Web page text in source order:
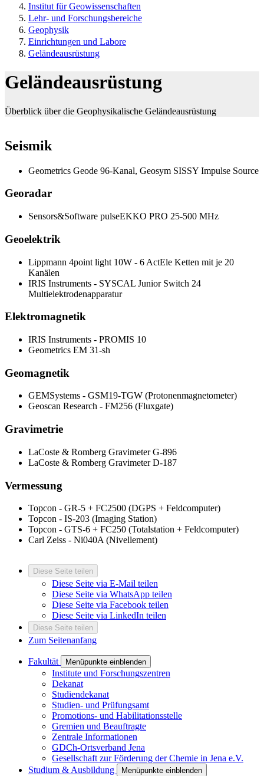
Institut für Geowissenschaften
Lehr- und Forschungsbereiche
Geophysik
Einrichtungen und Labore
Geländeausrüstung
Geländeausrüstung
Überblick über die Geophysikalische Geländeausrüstung
Seismik
Geometrics Geode 96-Kanal, Geosym SISSY Impulse Source
Georadar
Sensors&Software pulseEKKO PRO 25-500 MHz
Geoelektrik
Lippmann 4point light 10W - 6 ActEle Ketten mit je 20
Kanälen
IRIS Instruments - SYSCAL Junior Switch 24
Multielektrodenapparatur
Elektromagnetik
IRIS Instruments - PROMIS 10
Geometrics EM 31-sh
Geomagnetik
GEMSystems - GSM19-TGW (Protonenmagnetometer)
Geoscan Research - FM256 (Fluxgate)
Gravimetrie
LaCoste & Romberg Gravimeter G-896
LaCoste & Romberg Gravimeter D-187
Vermessung
Topcon - GR-5 + FC2500 (DGPS + Feldcomputer)
Topcon - IS-203 (Imaging Station)
Topcon - GTS-6 + FC250 (Totalstation + Feldcomputer)
Carl Zeiss - Ni040A (Nivellement)
Diese Seite teilen
Diese Seite via E-Mail teilen
Diese Seite via WhatsApp teilen
Diese Seite via Facebook teilen
Diese Seite via LinkedIn teilen
Diese Seite teilen
Zum Seitenanfang
Fakultät Menüpunkte einblenden
Institute und Forschungszentren
Dekanat
Studiendekanat
Studien- und Prüfungsamt
Promotions- und Habilitationsstelle
Gremien und Beauftragte
Zentrale Informationen
GDCh-Ortsverband Jena
Gesellschaft zur Förderung der Chemie in Jena e.V.
Studium & Ausbildung
Menüpunkte einblenden